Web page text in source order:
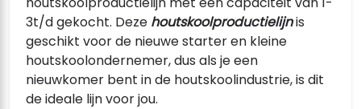
3t/d gekocht. Deze houtskoolproductielijnis
geschikt voor de nieuwe starter en kleine
houtskoolondernemer, dus als je een
nieuwkomer bent in de houtskoolindustrie, is dit
de ideale lijn voor jou.